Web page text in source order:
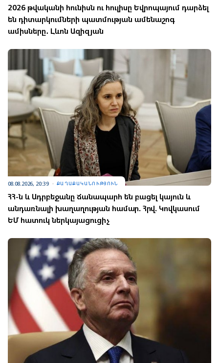
2026 թվականի հունիսն ու հուլիսը Եվրոպայում դարձել
են դիտարկումների պատմության ամենաշոգ
ամիսները․ Լևոն Ազիզյան
08.08.2026, 20:39 ՔԱՂԱՔԱԿԱՆՈՒԹՅՈՒՆ
ՀՀ-ն և Ադրբեջանը ճանապարհ են բացել կայուն և
անդառնալի խաղաղության համար. Հրվ. Կովկասում
ԵՄ հատուկ ներկայացուցիչ